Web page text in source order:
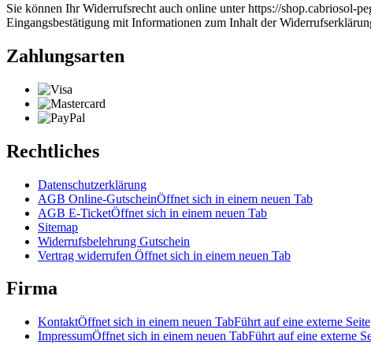
Sie können Ihr Widerrufsrecht auch online unter https://shop.cabriosol-
Eingangsbestätigung mit Informationen zum Inhalt der
Zahlungsarten
Rechtliches
Datenschutzerklärung
AGB Online-GutscheinÖffnet sich in einem neuen Tab
AGB E-TicketÖffnet sich in einem neuen Tab
Sitemap
Widerrufsbelehrung Gutschein
Vertrag widerrufen Öffnet sich in einem neuen Tab
Firma
KontaktÖffnet sich in einem neuen TabFührt auf eine externe Seite
ImpressumÖffnet sich in einem neuen TabFührt auf eine externe